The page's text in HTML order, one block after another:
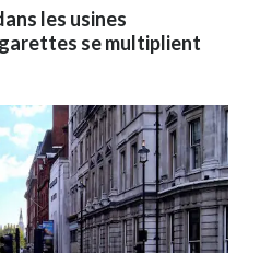
les usines
se multiplient